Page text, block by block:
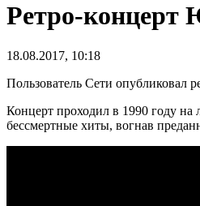
Ретро-концерт
18.08.2017, 10:18
Пользователь Сети опубликовал
Концерт проходил в 1990 году
бессмертные хиты, вогнав